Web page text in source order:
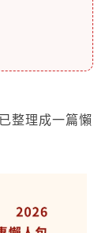
整理成一篇懶